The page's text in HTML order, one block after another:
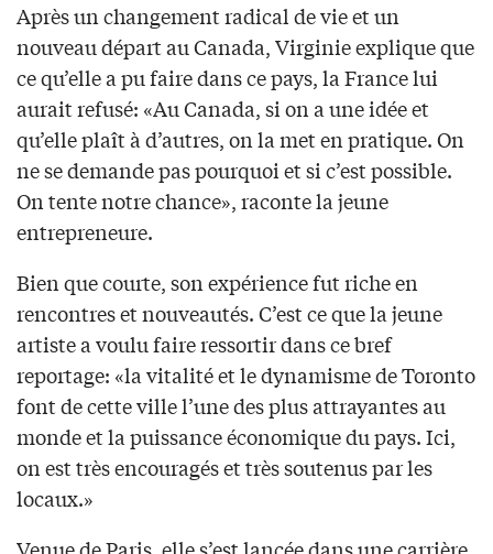
Après un changement radical de vie et un
nouveau départ au Canada, Virginie explique que
ce qu’elle a pu faire dans ce pays, la France lui
aurait refusé: «Au Canada, si on a une idée et
qu’elle plaît à d’autres, on la met en pratique. On
ne se demande pas pourquoi et si c’est possible.
On tente notre chance», raconte la jeune
entrepreneure.
Bien que courte, son expérience fut riche en
rencontres et nouveautés. C’est ce que la jeune
artiste a voulu faire ressortir dans ce bref
reportage: «la vitalité et le dynamisme de Toronto
font de cette ville l’une des plus attrayantes au
monde et la puissance économique du pays. Ici,
on est très encouragés et très soutenus par les
locaux.»